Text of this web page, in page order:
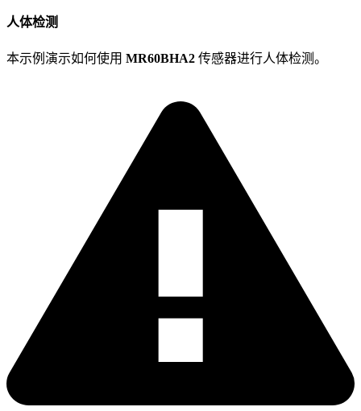
人体检测
本示例演示如何使用 MR60BHA2 传感器进行人体检测。